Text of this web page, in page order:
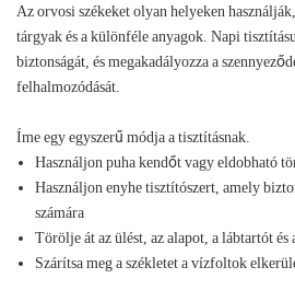
Az orvosi székeket olyan helyeken
tárgyak és a különféle anyagok. Napi
biztonságát, és megakadályozza a
felhalmozódását.
Íme egy egyszerű módja a tisztításnak.
Használjon puha kendőt vagy eldobható
Használjon enyhe tisztítószert, amely
számára
Törölje át az ülést, az alapot, a lábtartót
Szárítsa meg a székletet a vízfoltok